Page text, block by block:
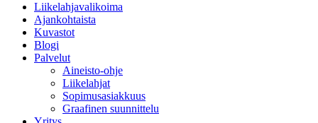
Liikelahjavalikoima
Ajankohtaista
Kuvastot
Blogi
Palvelut
Aineisto-ohje
Liikelahjat
Sopimusasiakkuus
Graafinen suunnittelu